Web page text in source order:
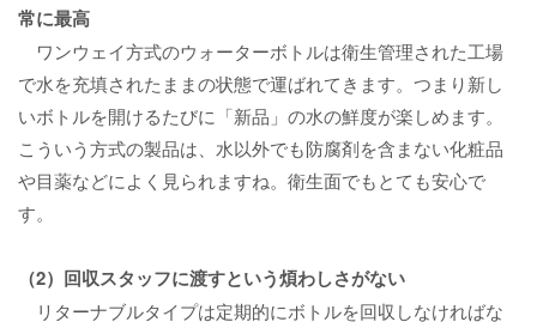
常に最高
ワンウェイ方式のウォーターボトルは衛生管理された工場
で水を充填されたままの状態で運ばれてきます。つまり新し
いボトルを開けるたびに「新品」の水の鮮度が楽しめます。
こういう方式の製品は、水以外でも防腐剤を含まない化粧品
や目薬などによく見られますね。衛生面でもとても安心で
す。
（2）回収スタッフに渡すという煩わしさがない
リターナブルタイプは定期的にボトルを回収しなければな